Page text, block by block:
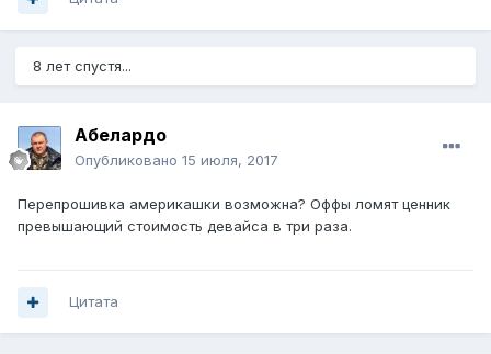
8 лет спустя...
Абелардо
Опубликовано 15 июля, 2017
Перепрошивка америкашки возможна? Оффы ломят ценник
превышающий стоимость девайса в три раза.
Цитата